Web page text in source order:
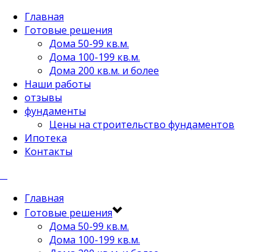
Главная
Готовые решения
Дома 50-99 кв.м.
Дома 100-199 кв.м.
Дома 200 кв.м. и более
Наши работы
отзывы
фундаменты
Цены на строительство фундаментов
Ипотека
Контакты
Главная
Готовые решения
Дома 50-99 кв.м.
Дома 100-199 кв.м.